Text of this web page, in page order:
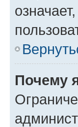
Почему